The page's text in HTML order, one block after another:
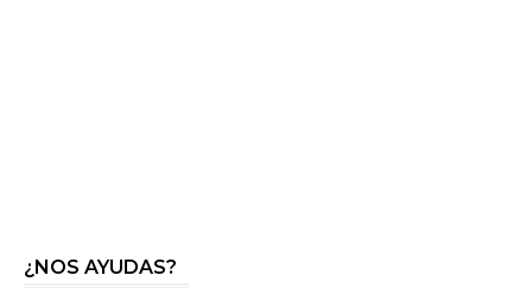
¿NOS AYUDAS?